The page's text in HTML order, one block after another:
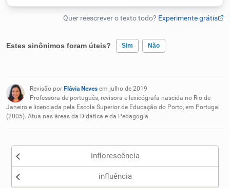
Dicionário
Sinônimos
Estes sinônimos foram úteis? Sim Não
Nenhum dos sinônimos apresentados me ajudou
Outro
Revisão por Flávia Neves em julho de 2019
Professora de português, revisora e lexicógrafa nascida no Rio de
Janeiro e licenciada pela Escola Superior de Educação do Porto, em Portugal
(2005). Atua nas áreas da Didática e da Pedagogia.
inflorescência
influência